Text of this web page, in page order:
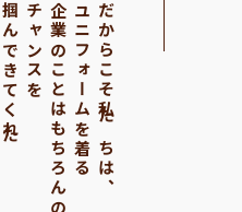
だからこそ私たちは、
ユニフォームを着る
企業のことはもちろんのこと、
チャンスを
掴んできてくれた